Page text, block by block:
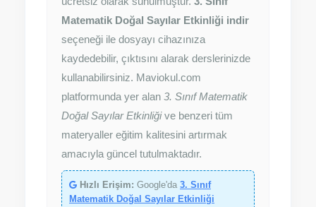
Matematik Doğal Sayılar Etkinliği indir
seçeneği ile dosyayı cihazınıza
kaydedebilir, çıktısını alarak derslerinizde
kullanabilirsiniz. Maviokul.com
platformunda yer alan 3. Sınıf Matematik
Doğal Sayılar Etkinliğive benzeri tüm
materyaller eğitim kalitesini artırmak
amacıyla güncel tutulmaktadır.
Hızlı Erişim: Google'da 3. Sınıf
Matematik Doğal Sayılar Etkinliği